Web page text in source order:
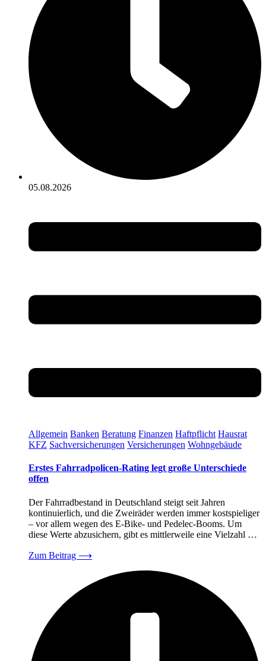
05.08.2026
Allgemein Banken Beratung Finanzen Haftpflicht Hausrat
KFZ Sachversicherungen Versicherungen Wohngebäude
Erstes Fahrradpolicen-Rating legt große Unterschiede
offen
Der Fahrradbestand in Deutschland steigt seit Jahren
kontinuierlich, und die Zweiräder werden immer kostspieliger
– vor allem wegen des E-Bike- und Pedelec-Booms. Um
diese Werte abzusichern, gibt es mittlerweile eine Vielzahl …
Zum Beitrag ⟶